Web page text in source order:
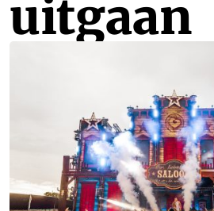
uitgaan